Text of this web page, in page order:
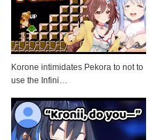
Korone intimidates Pekora to not to
use the Infini…